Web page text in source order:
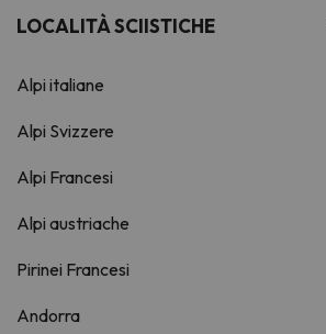
LOCALITÀ SCIISTICHE
Alpi italiane
Alpi Svizzere
Alpi Francesi
Alpi austriache
Pirinei Francesi
Andorra